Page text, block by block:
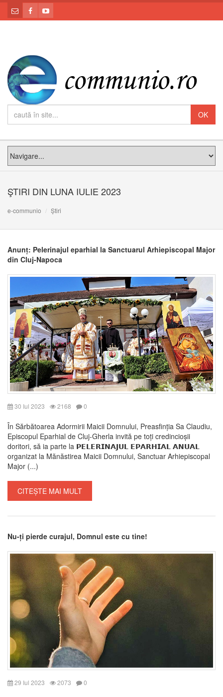
ŞTIRI DIN LUNA IULIE 2023
e-communio Știri
Anunț: Pelerinajul eparhial la Sanctuarul Arhiepiscopal Major
din Cluj-Napoca
30 Iul 2023 2168 0
În Sărbătoarea Adormirii Maicii Domnului, Preasfinția Sa Claudiu,
Episcopul Eparhial de Cluj-Gherla invită pe toți credincioșii
doritori, să ia parte la 𝗣𝗘𝗟𝗘𝗥𝗜𝗡𝗔𝗝𝗨𝗟 𝗘𝗣𝗔𝗥𝗛𝗜𝗔𝗟 𝗔𝗡𝗨𝗔𝗟
organizat la Mănăstirea Maicii Domnului, Sanctuar Arhiepiscopal
Major (...)
CITEȘTE MAI MULT
Nu-ți pierde curajul, Domnul este cu tine!
29 Iul 2023 2073 0